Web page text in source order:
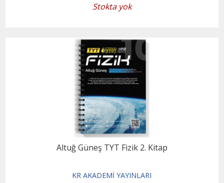
Stokta yok
Altuğ Güneş TYT Fizik 2. Kitap
KR AKADEMİ YAYINLARI